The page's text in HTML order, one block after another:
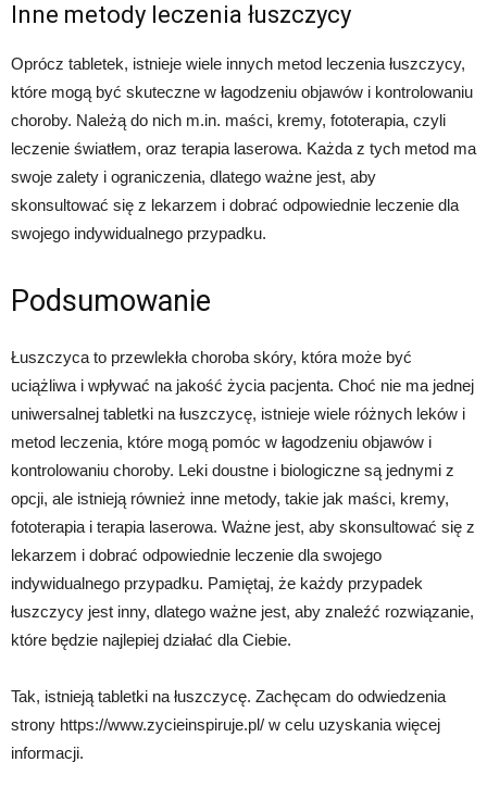
Inne metody leczenia łuszczycy
Oprócz tabletek, istnieje wiele innych metod leczenia łuszczycy,
które mogą być skuteczne w łagodzeniu objawów i kontrolowaniu
choroby. Należą do nich m.in. maści, kremy, fototerapia, czyli
leczenie światłem, oraz terapia laserowa. Każda z tych metod ma
swoje zalety i ograniczenia, dlatego ważne jest, aby
skonsultować się z lekarzem i dobrać odpowiednie leczenie dla
swojego indywidualnego przypadku.
Podsumowanie
Łuszczyca to przewlekła choroba skóry, która może być
uciążliwa i wpływać na jakość życia pacjenta. Choć nie ma jednej
uniwersalnej tabletki na łuszczycę, istnieje wiele różnych leków i
metod leczenia, które mogą pomóc w łagodzeniu objawów i
kontrolowaniu choroby. Leki doustne i biologiczne są jednymi z
opcji, ale istnieją również inne metody, takie jak maści, kremy,
fototerapia i terapia laserowa. Ważne jest, aby skonsultować się z
lekarzem i dobrać odpowiednie leczenie dla swojego
indywidualnego przypadku. Pamiętaj, że każdy przypadek
łuszczycy jest inny, dlatego ważne jest, aby znaleźć rozwiązanie,
które będzie najlepiej działać dla Ciebie.
Tak, istnieją tabletki na łuszczycę. Zachęcam do odwiedzenia
strony https://www.zycieinspiruje.pl/ w celu uzyskania więcej
informacji.